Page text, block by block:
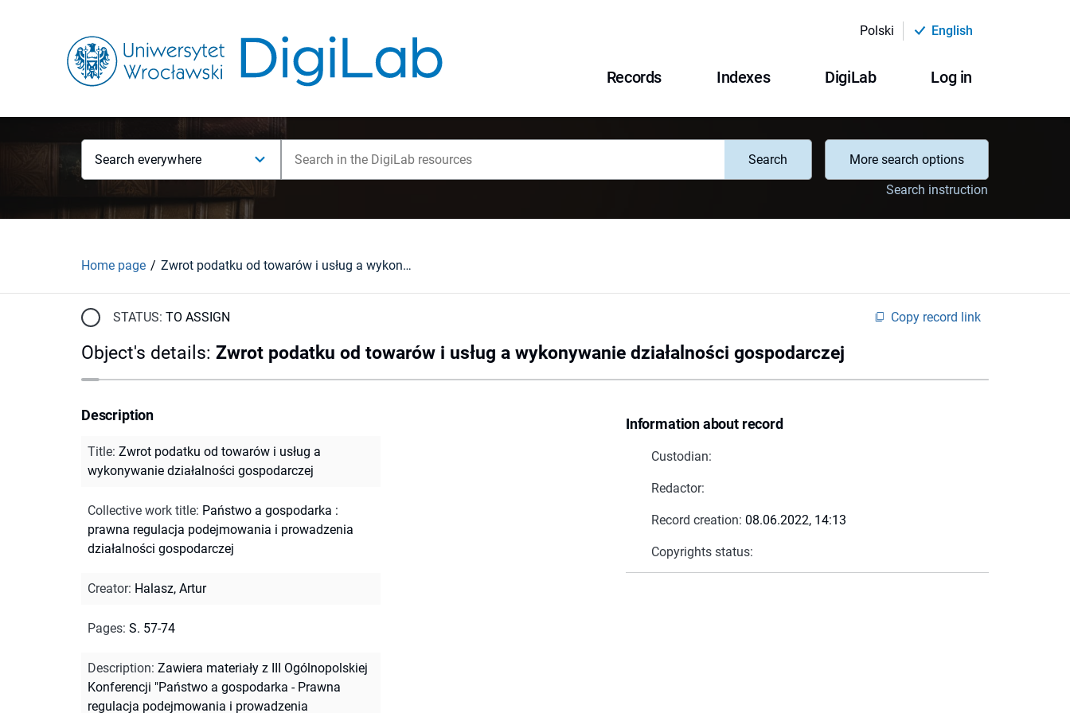
Polski English
Records Indexes DigiLab Log in
Search everywhere Search
More search options
Search instruction
Home page Zwrot podatku od towarów i usług a wykonywanie działalności gospodarczej
STATUS: TO ASSIGN Copy record link
Object's details: Zwrot podatku od towarów i usług a wykonywanie działalności gospodarczej
Information about record
Custodian:
Redactor:
Record creation: 08.06.2022, 14:13
Copyrights status:
Description
Title: Zwrot podatku od towarów i usług a
wykonywanie działalności gospodarczej
Collective work title: Państwo a gospodarka :
prawna regulacja podejmowania i prowadzenia
działalności gospodarczej
Creator: Halasz, Artur
Pages: S. 57-74
Description: Zawiera materiały z III Ogólnopolskiej
Konferencji "Państwo a gospodarka - Prawna
regulacja podejmowania i prowadzenia